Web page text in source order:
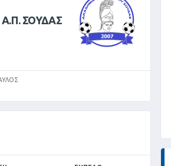
Α.Π. ΣΟΥΔΑΣ